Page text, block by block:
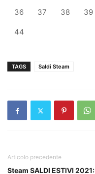
36 37 38 39
44
TAGS Saldi Steam
Articolo precedente
Steam SALDI ESTIVI 2021: